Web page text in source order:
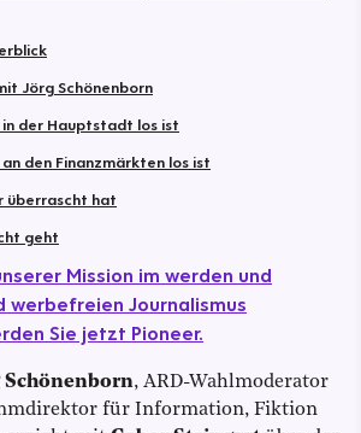
Jörg Schönenborn
der Hauptstadt los ist
den Finanzmärkten los ist
überrascht hat
geht
Mission im werden und
werbefreien Journalismus
Sie jetzt Pioneer.
Schönenborn, ARD-Wahlmoderator
für Information, Fiktion